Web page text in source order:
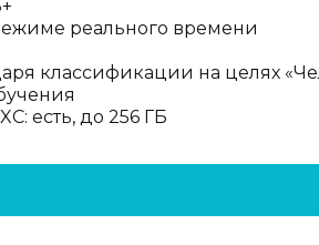
реального времени
классификации на целях
есть, до 256 ГБ